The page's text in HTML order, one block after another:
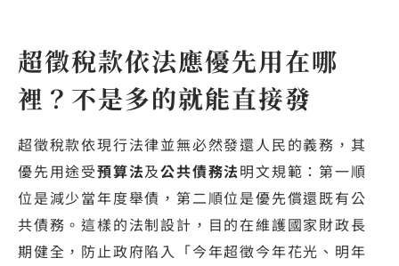
超徵稅款依法應優先用在哪
裡？不是多的就能直接發
超徵稅款依現行法律並無必然發還人民的義務，其
優先用途受預算法及公共債務法明文規範：第一順
位是減少當年度舉債，第二順位是優先償還既有公
共債務。這樣的法制設計，目的在維護國家財政長
期健全，防止政府陷入「今年超徵今年花光、明年